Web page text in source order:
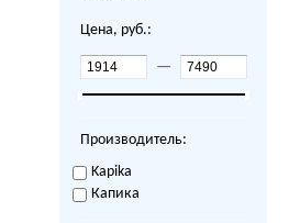
Цена, руб.:
—
Производитель:
Kapika
Капика